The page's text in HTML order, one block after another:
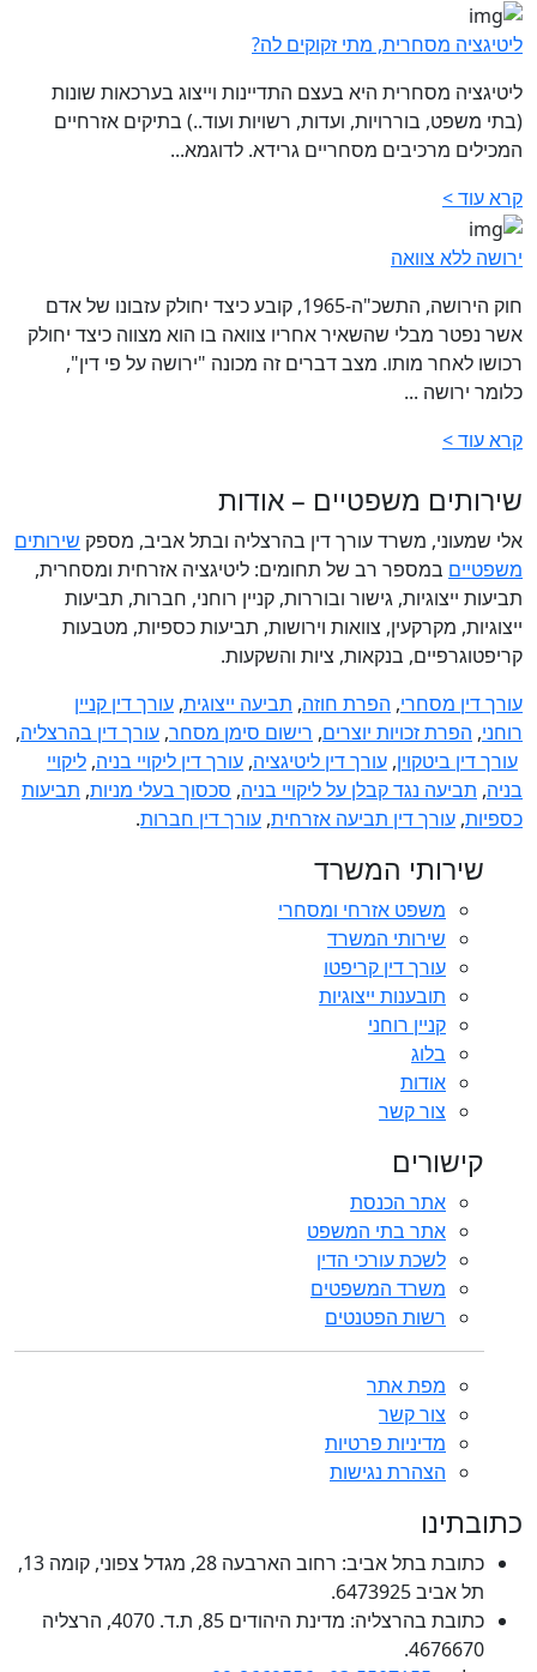
ליטיגציה מסחרית, מתי זקוקים לה?
ליטיגציה מסחרית היא בעצם התדיינות וייצוג בערכאות שונות
(בתי משפט, בוררויות, ועדות, רשויות ועוד..) בתיקים אזרחיים
המכילים מרכיבים מסחריים גרידא. לדוגמא...
קרא עוד >
ירושה ללא צוואה
חוק הירושה, התשכ"ה-1965, קובע כיצד יחולק עזבונו של אדם
אשר נפטר מבלי שהשאיר אחריו צוואה בו הוא מצווה כיצד יחולק
רכושו לאחר מותו. מצב דברים זה מכונה "ירושה על פי דין",
כלומר ירושה ...
קרא עוד >
שירותים משפטיים – אודות
אלי שמעוני, משרד עורך דין בהרצליה ובתל אביב, מספק שירותים
משפטיים במספר רב של תחומים: ליטיגציה אזרחית ומסחרית,
תביעות ייצוגיות, גישור ובוררות, קניין רוחני, חברות, תביעות
ייצוגיות, מקרקעין, צוואות וירושות, תביעות כספיות, מטבעות
קריפטוגרפיים, בנקאות, ציות והשקעות.
עורך דין מסחרי, הפרת חוזה, תביעה ייצוגית, עורך דין קניין
רוחני, הפרת זכויות יוצרים, רישום סימן מסחר, עורך דין בהרצליה,
עורך דין ביטקוין, עורך דין ליטיגציה, עורך דין ליקויי בניה, ליקויי
בניה, תביעה נגד קבלן על ליקויי בניה, סכסוך בעלי מניות, תביעות
כספיות, עורך דין תביעה אזרחית, עורך דין חברות.
שירותי המשרד
משפט אזרחי ומסחרי
שירותי המשרד
עורך דין קריפטו
תובענות ייצוגיות
קניין רוחני
בלוג
אודות
צור קשר
קישורים
אתר הכנסת
אתר בתי המשפט
לשכת עורכי הדין
משרד המשפטים
רשות הפטנטים
מפת אתר
צור קשר
מדיניות פרטיות
הצהרת נגישות
כתובתינו
כתובת בתל אביב: רחוב הארבעה 28, מגדל צפוני, קומה 13,
תל אביב 6473925.
כתובת בהרצליה: מדינת היהודים 85, ת.ד. 4070, הרצליה
4676670.